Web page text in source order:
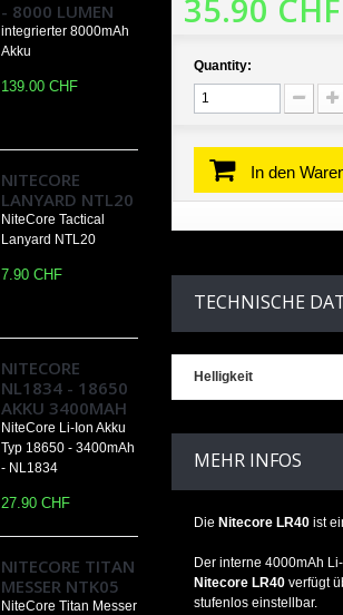
- 8000 LUMEN
integrierter 8000mAh
Akku
139.00 CHF
NITECORE
LANYARD NTL20
NiteCore Tactical
Lanyard NTL20
7.90 CHF
NITECORE
NL1834 - 18650
AKKU 3400MAH
NiteCore Li-Ion Akku
Typ 18650 - 3400mAh
- NL1834
27.90 CHF
NITECORE TITAN
MESSER NTK05
NiteCore Titan Messer
35.90 CHF
Quantity:
In den
TECHNISCHE
Helligkeit
MEHR INFOS
Die Nitecore LR40 ist
Der interne 4000mAh
Nitecore LR40 verfügt
stufenlos einstellbar.